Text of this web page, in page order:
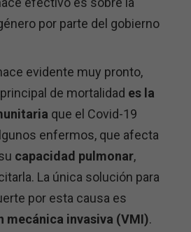
por parte del gobierno
evidente muy pronto,
de mortalidad es la
que el Covid-19
enfermos, que afecta
capacidad pulmonar,
La única solución para
por esta causa es
mecánica invasiva (VMI).